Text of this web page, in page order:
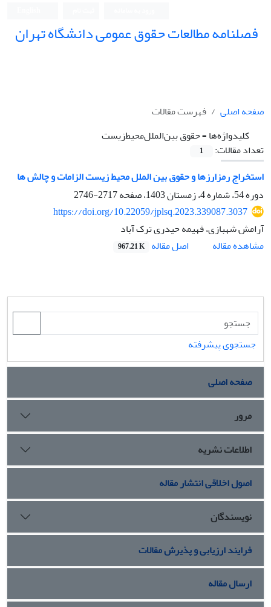
فصلنامه مطالعات حقوق عمومی دانشگاه تهران
صفحه اصلی
فهرست مقالات
کلیدواژه‌ها =حقوق بین‌الملل‌محیط‌زیست
تعداد مقالات:
1
استخراج رمزارزها و حقوق بین الملل محیط زیست الزامات و چالش ها
دوره 54، شماره 4، زمستان 1403، صفحه
2717-2746
https://doi.org/10.22059/jplsq.2023.339087.3037
آرامش شهبازی، فهیمه حیدری ترک آباد
مشاهده مقاله
اصل مقاله 967.21 K
جستجوی پیشرفته
صفحه اصلی
مرور
اطلاعات نشریه
اصول اخلاقی انتشار مقاله
نویسندگان
فرایند ارزیابی و پذیرش مقالات
ارسال مقاله